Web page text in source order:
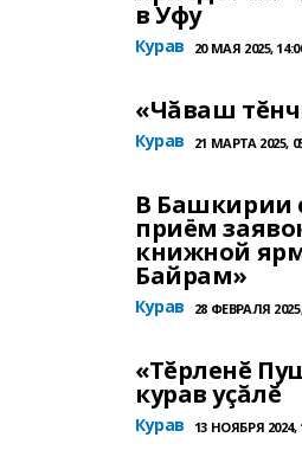
в Уфу
Курав 20 МАЯ 2025,
«Чăваш
Курав 21 МАРТА 2025,
В Башкирии
приём
книжной
Байрам»
Курав 28 ФЕВРАЛЯ
«Тĕрленĕ
курав уçăлĕ
Курав 13 НОЯБРЯ 2024,